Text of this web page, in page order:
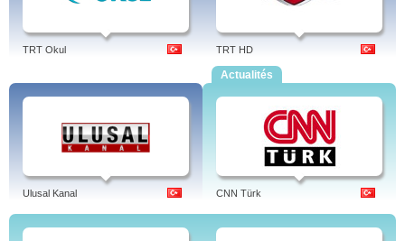
TRT Okul TRT HD
Ulusal Kanal
Actualités
CNN Türk